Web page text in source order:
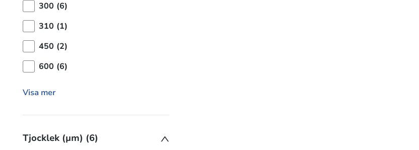
300 (6)
310 (1)
450 (2)
600 (6)
Visa mer
Tjocklek (µm) (6)